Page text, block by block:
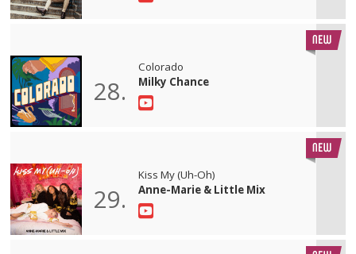
28.
Colorado
Milky Chance
29.
Kiss My (Uh-Oh)
Anne-Marie & Little Mix